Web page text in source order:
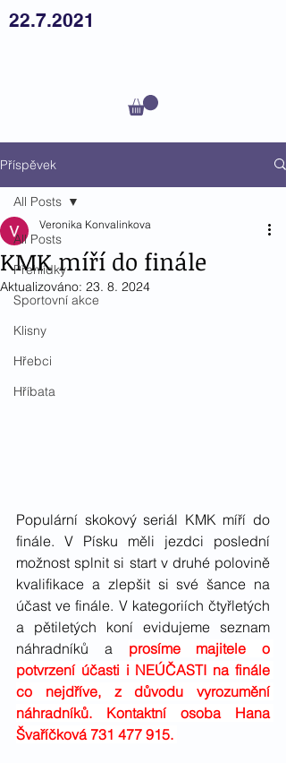
22.7.2021
Příspěvek
All Posts
Přehlídky
Sportovní akce
Klisny
Hřebci
Hříbata
All Posts
KMK míří do finále
Veronika Konvalinkova
Aktualizováno: 23. 8. 2024
Populární skokový seriál KMK míří do
finále. V Písku měli jezdci poslední
možnost splnit si start v druhé polovině
kvalifikace a zlepšit si své šance na
účast ve finále. V kategoriích čtyřletých
a pětiletých koní evidujeme seznam
náhradníků a prosíme majitele o
potvrzení účasti i NEÚČASTI na finále
co nejdříve, z důvodu vyrozumění
náhradníků. Kontaktní osoba Hana
Švaříčková 731 477 915.